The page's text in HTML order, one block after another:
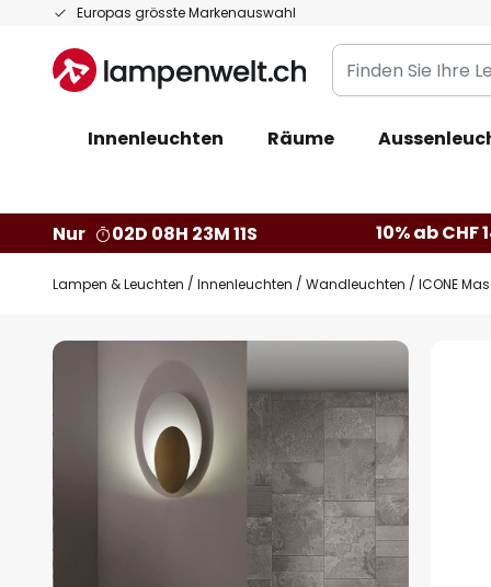
Europas grösste Markenauswahl
Zum
springen
Finden
Sie
Leuchte...
Innenleuchten Räume
Nur
02D 08H 23M 10S 10% ab CHF
Lampen & Leuchten Innenleuchten Wandleuchten ICONE
Zum
Ende
der
Bildgalerie